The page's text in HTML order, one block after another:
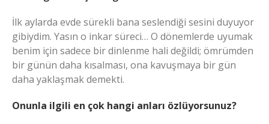
İlk aylarda evde sürekli bana seslendiği sesini duyuyor
gibiydim. Yasın o inkar süreci… O dönemlerde uyumak
benim için sadece bir dinlenme hali değildi; ömrümden
bir günün daha kısalması, ona kavuşmaya bir gün
daha yaklaşmak demekti.
Onunla ilgili en çok hangi anları özlüyorsunuz?